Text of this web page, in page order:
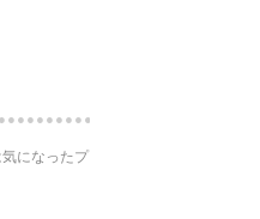
になったプ